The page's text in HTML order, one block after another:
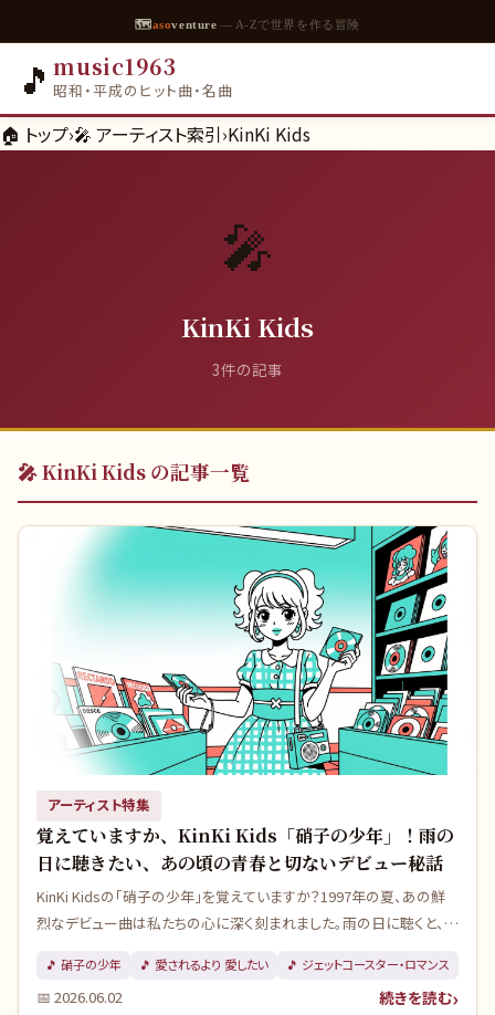
🗺asoventure — A-Zで世界を作る冒険
🎵 music1963
昭和・平成のヒット曲・名曲
🏠 トップ›🎤 アーティスト索引›KinKi Kids
🎤
KinKi Kids
3件の記事
🎤KinKi Kids の記事一覧
アーティスト特集
覚えていますか、KinKi Kids「硝子の少年」！雨の
日に聴きたい、あの頃の青春と切ないデビュー秘話
KinKi Kidsの「硝子の少年」を覚えていますか？1997年の夏、あの鮮
烈なデビュー曲は私たちの心に深く刻まれました。雨の日に聴くと、な
名曲には、当時の日本の時代背景と、昭和から平成へと続く音楽界の
巨匠たちの想いが詰まった、多くの人が知らない深い物語が隠されて
🎵 硝子の少年 🎵 愛されるより 愛したい 🎵 ジェットコースター・ロマンス
📅 2026.06.02 続きを読む